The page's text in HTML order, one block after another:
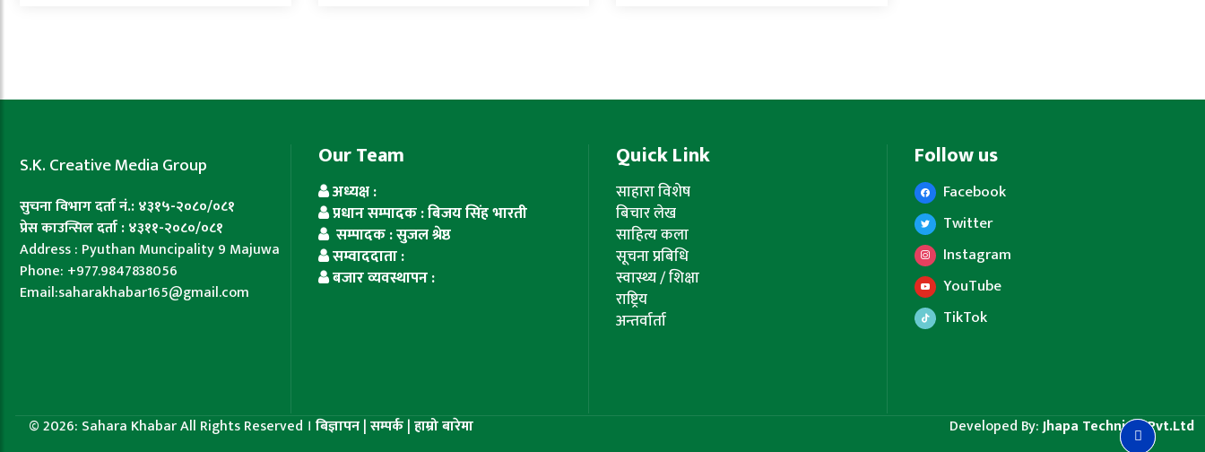
S.K. Creative Media Group
सुचना विभाग दर्ता नं.: ४३१५-२०८०/०८१
प्रेस काउन्सिल दर्ता : ४३११-२०८०/०८१
Address : Pyuthan Muncipality 9 Majuwa
Phone: +977.9847838056
Email:saharakhabar165@gmail.com
Our Team
अध्यक्ष :
प्रधान सम्पादक : बिजय सिंह भारती
सम्पादक : सुजल श्रेष्ठ
सम्वाददाता :
बजार व्यवस्थापन :
Quick Link
साहारा विशेष
बिचार लेख
साहित्य कला
सूचना प्रबिधि
स्वास्थ्य / शिक्षा
राष्ट्रिय
अन्तर्वार्ता
Follow us
Facebook
Twitter
Instagram
YouTube
TikTok
© 2026: Sahara Khabar All Rights Reserved । बिज्ञापन|सम्पर्क|हाम्रो बारेमा Developed By:Jhapa Technical Pvt.Ltd